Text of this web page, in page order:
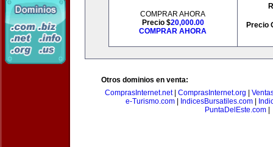
COMPRAR AHORA
Precio $20,000.00
COMPRAR AHORA
Precio
Otros dominios en venta:
ComprasInternet.net| ComprasInternet.org
e-Turismo.com| IndicesBursatiles.com|
PuntaDelEste.com|